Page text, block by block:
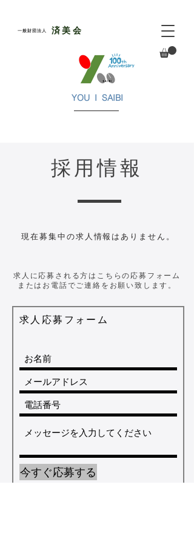
​一般財団法人 ​済美会
YOU I SAIBI
​採用情報
現在募集中の求人情報はありません。
求人に応募される方はこちらの応募フォーム
​またはお電話でご連絡をお願い致します。
​求人応募フォーム
今すぐ応募する